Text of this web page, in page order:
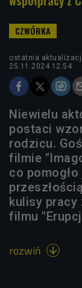
ostatnia
25.11.2024 12:54
Niewielu
postaci
rodzicu.
filmie
co
kulisy pracy
filmu
rozwiń 